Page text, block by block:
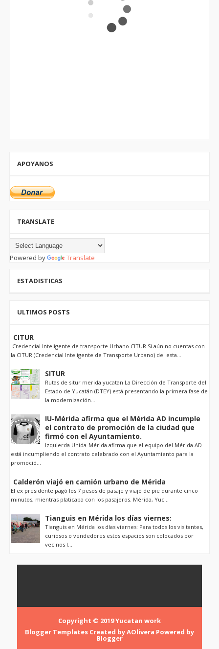
APOYANOS
TRANSLATE
Powered by Translate
ESTADISTICAS
ULTIMOS POSTS
CITUR
Credencial Inteligente de transporte Urbano CITUR Si aún no cuentas con
la CITUR (Credencial Inteligente de Transporte Urbano) del esta...
SITUR
Rutas de situr merida yucatan La Dirección de Transporte del
Estado de Yucatán (DTEY) está presentando la primera fase de
la modernización...
IU-Mérida afirma que el Mérida AD incumple
el contrato de promoción de la ciudad que
firmó con el Ayuntamiento.
Izquierda Unida-Mérida afirma que el equipo del Mérida AD
está incumpliendo el contrato celebrado con el Ayuntamiento para la
promoció...
Calderón viajó en camión urbano de Mérida
El ex presidente pagó los 7 pesos de pasaje y viajó de pie durante cinco
minutos, mientras platicaba con los pasajeros. Mérida, Yuc...
Tianguis en Mérida los días viernes:
Tianguis en Mérida los días viernes: Para todos los visitantes,
curiosos o vendedores estos espacios son colocados por
vecinos l...
Copyright © 2019Yucatan work
Blogger Templates Created byAOlivera Powered by
Blogger